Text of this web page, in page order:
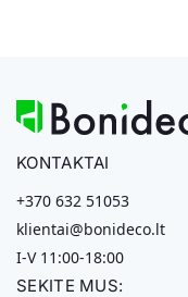
KONTAKTAI
+370 632 51053
klientai@bonideco.lt
I-V 11:00-18:00
SEKITE MUS: